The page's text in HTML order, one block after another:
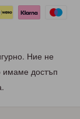
Ние не
имаме достъп